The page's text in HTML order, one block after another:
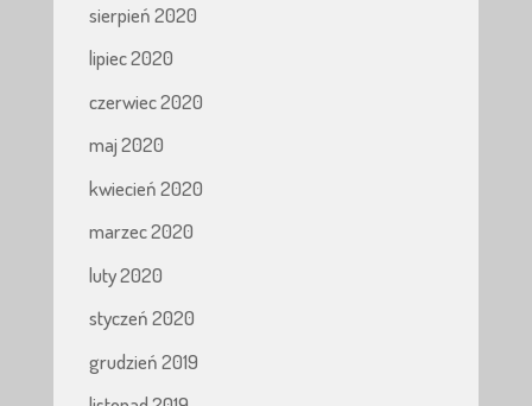
sierpień 2020
lipiec 2020
czerwiec 2020
maj 2020
kwiecień 2020
marzec 2020
luty 2020
styczeń 2020
grudzień 2019